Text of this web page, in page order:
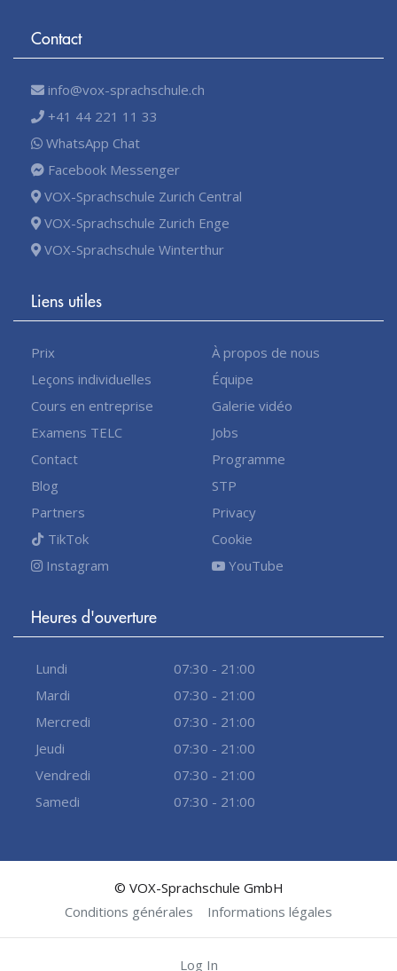
Contact
info@vox-sprachschule.ch
+41 44 221 11 33
WhatsApp Chat
Facebook Messenger
VOX-Sprachschule Zurich Central
VOX-Sprachschule Zurich Enge
VOX-Sprachschule Winterthur
Liens utiles
Prix
Leçons individuelles
Cours en entreprise
Examens TELC
Contact
Blog
Partners
TikTok
Instagram
À propos de nous
Équipe
Galerie vidéo
Jobs
Programme
STP
Privacy
Cookie
YouTube
Heures d'ouverture
Lundi
07:30 - 21:00
Mardi
07:30 - 21:00
Mercredi
07:30 - 21:00
Jeudi
07:30 - 21:00
Vendredi
07:30 - 21:00
Samedi
07:30 - 21:00
© VOX-Sprachschule GmbH
Conditions générales
Informations légales
Log In